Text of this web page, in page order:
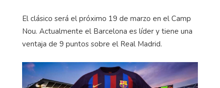
El clásico será el próximo 19 de marzo en el Camp
Nou. Actualmente el Barcelona es líder y tiene una
ventaja de 9 puntos sobre el Real Madrid.